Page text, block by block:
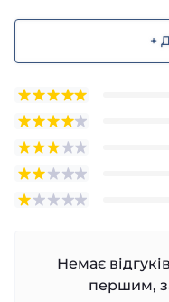
+
Немає
першим,